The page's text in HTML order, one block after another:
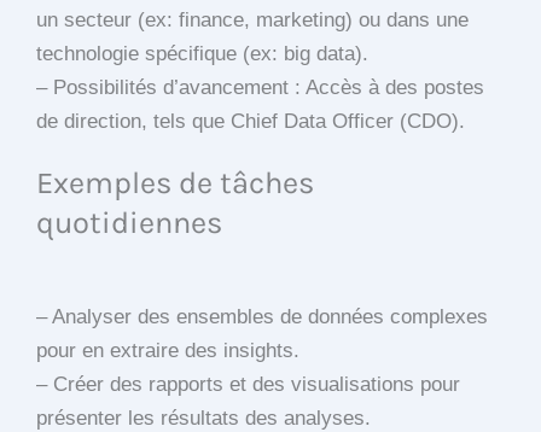
un secteur (ex: finance, marketing) ou dans une
technologie spécifique (ex: big data).
– Possibilités d’avancement : Accès à des postes
de direction, tels que Chief Data Officer (CDO).
Exemples de tâches
quotidiennes
– Analyser des ensembles de données complexes
pour en extraire des insights.
– Créer des rapports et des visualisations pour
présenter les résultats des analyses.